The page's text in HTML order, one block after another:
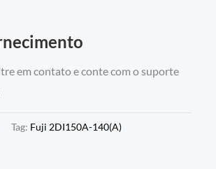
em contato e conte com o suporte
Tag: Fuji 2DI150A-140(A)